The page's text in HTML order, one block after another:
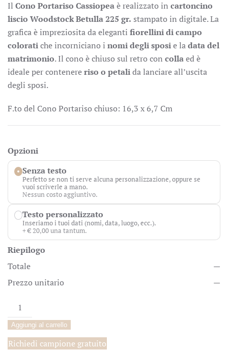
Il Cono Portariso Cassiopeaè realizzato in cartoncino
liscio Woodstock Betulla 225 gr. stampato in digitale. La
grafica è impreziosita da eleganti fiorellini di campo
coloratiche incorniciano i nomi degli sposie ladata del
matrimonio. Il cono è chiuso sul retro con collaed è
ideale per contenereriso o petalida lanciare all’uscita
degli sposi.
F.to del Cono Portariso chiuso: 16,3 x 6,7 Cm
Opzioni
Senza testo
Perfetto se non ti serve alcuna personalizzazione, oppure se
vuoi scriverle a mano.
Nessun costo aggiuntivo.
Testo personalizzato
Inseriamo i tuoi dati (nomi, data, luogo, ecc.).
+ € 20,00 una tantum.
Riepilogo
Totale
—
Prezzo unitario
—
Cono
Portariso
Cassiopea
quantità
Aggiungi al carrello
Richiedi campione gratuito